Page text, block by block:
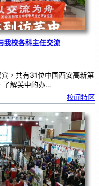
我校各科主任交流
，共有31位中国西安高新第
了解芙中的办…
校闻特区